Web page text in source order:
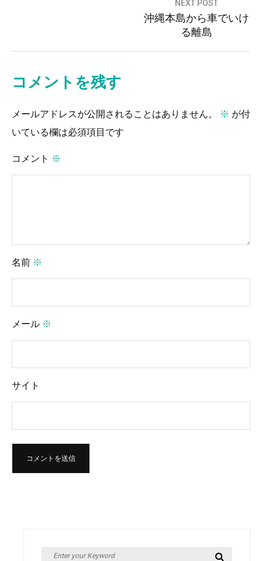
ゲ
シ
ョ
ン
NEXT POST
沖縄本島から車でいけ
る離島
コメントを残す
メールアドレスが公開されることはありません。 ※ が付
いている欄は必須項目です
コメント ※
名前 ※
メール ※
サイト
Search